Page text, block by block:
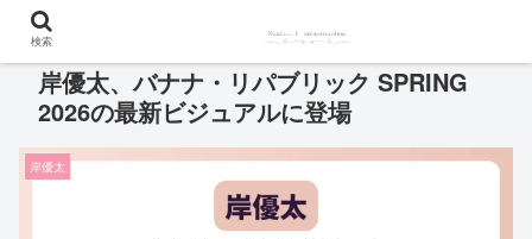
岸優太、バナナ・リパブリック SPRING
2026の最新ビジュアルに登場
岸優太
検索